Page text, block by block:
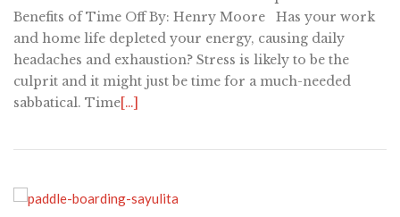
Benefits of Time Off By: Henry Moore Has your work
and home life depleted your energy, causing daily
headaches and exhaustion? Stress is likely to be the
culprit and it might just be time for a much-needed
sabbatical. Time[…]